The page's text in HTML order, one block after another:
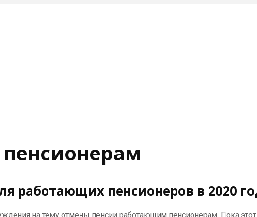
работающих пенсионеров в 2020
на тему отмены пенсии работающим пенсионерам. Пока этот